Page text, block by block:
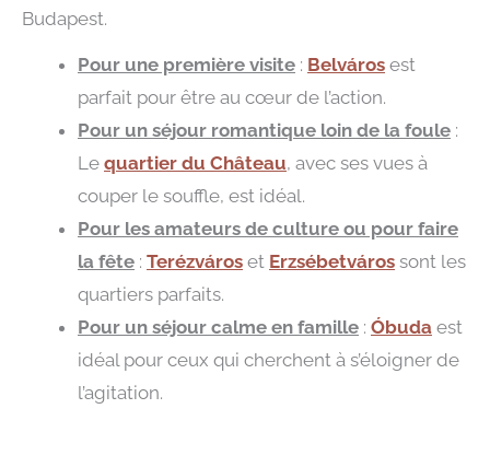
Budapest.
Pour une première visite : Belváros est
parfait pour être au cœur de l’action.
Pour un séjour romantique loin de la foule :
Le quartier du Château, avec ses vues à
couper le souffle, est idéal.
Pour les amateurs de culture ou pour faire
la fête : Terézváros et Erzsébetváros sont les
quartiers parfaits.
Pour un séjour calme en famille : Óbuda est
idéal pour ceux qui cherchent à s’éloigner de
l’agitation.